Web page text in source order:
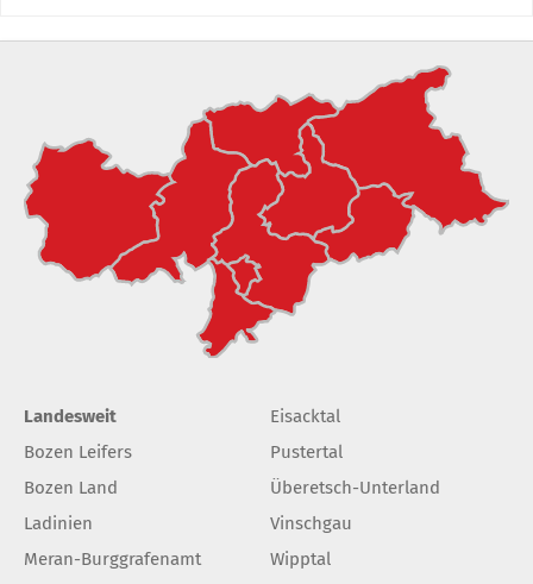
Landesweit
Bozen Leifers
Bozen Land
Ladinien
Meran-Burggrafenamt
Eisacktal
Pustertal
Überetsch-Unterland
Vinschgau
Wipptal